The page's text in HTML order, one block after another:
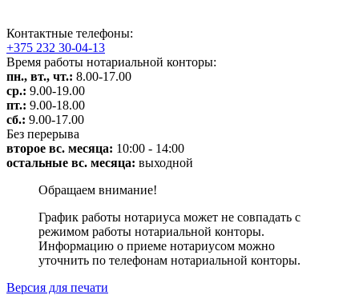
Контактные телефоны:
+375 232 30-04-13
Время работы нотариальной конторы:
пн., вт., чт.: 8.00-17.00
ср.: 9.00-19.00
пт.: 9.00-18.00
сб.: 9.00-17.00
Без перерыва
второе вс. месяца: 10:00 - 14:00
остальные вс. месяца: выходной
Обращаем внимание!
График работы нотариуса может не совпадать с
режимом работы нотариальной конторы.
Информацию о приеме нотариусом можно
уточнить по телефонам нотариальной конторы.
Версия для печати